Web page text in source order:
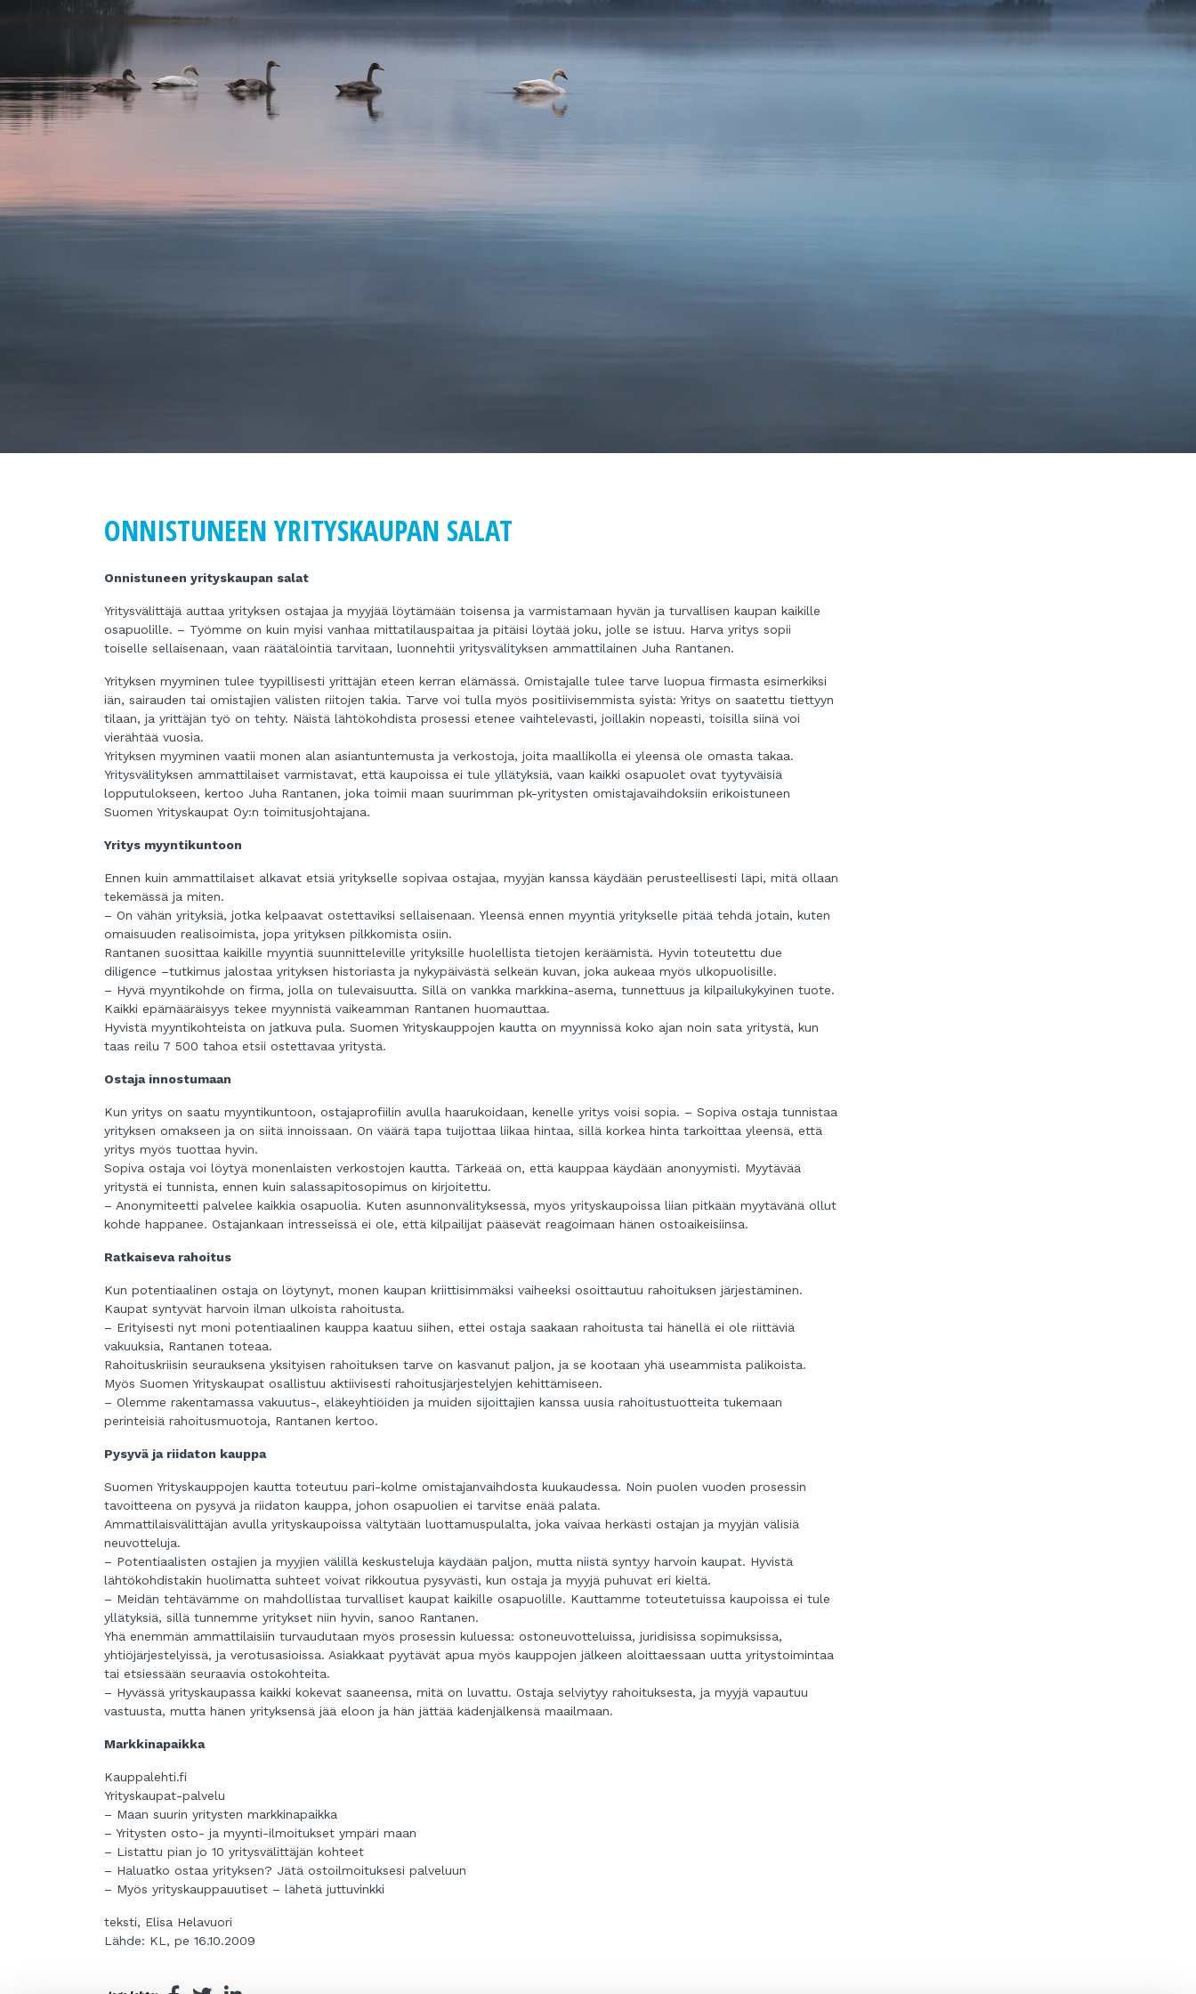
ONNISTUNEEN YRITYSKAUPAN SALAT
Onnistuneen yrityskaupan salat
Yritysvälittäjä auttaa yrityksen ostajaa ja myyjää löytämään toisensa ja varmistamaan hyvän ja turvallisen kaupan kaikille
osapuolille. – Työmme on kuin myisi vanhaa mittatilauspaitaa ja pitäisi löytää joku, jolle se istuu. Harva yritys sopii
toiselle sellaisenaan, vaan räätälöintiä tarvitaan, luonnehtii yritysvälityksen ammattilainen Juha Rantanen.
Yrityksen myyminen tulee tyypillisesti yrittäjän eteen kerran elämässä. Omistajalle tulee tarve luopua firmasta esimerkiksi
iän, sairauden tai omistajien välisten riitojen takia. Tarve voi tulla myös positiivisemmista syistä: Yritys on saatettu tiettyyn
tilaan, ja yrittäjän työ on tehty. Näistä lähtökohdista prosessi etenee vaihtelevasti, joillakin nopeasti, toisilla siinä voi
vierähtää vuosia.
Yrityksen myyminen vaatii monen alan asiantuntemusta ja verkostoja, joita maallikolla ei yleensä ole omasta takaa.
Yritysvälityksen ammattilaiset varmistavat, että kaupoissa ei tule yllätyksiä, vaan kaikki osapuolet ovat tyytyväisiä
lopputulokseen, kertoo Juha Rantanen, joka toimii maan suurimman pk-yritysten omistajavaihdoksiin erikoistuneen
Suomen Yrityskaupat Oy:n toimitusjohtajana.
Yritys myyntikuntoon
Ennen kuin ammattilaiset alkavat etsiä yritykselle sopivaa ostajaa, myyjän kanssa käydään perusteellisesti läpi, mitä ollaan
tekemässä ja miten.
– On vähän yrityksiä, jotka kelpaavat ostettaviksi sellaisenaan. Yleensä ennen myyntiä yritykselle pitää tehdä jotain, kuten
omaisuuden realisoimista, jopa yrityksen pilkkomista osiin.
Rantanen suosittaa kaikille myyntiä suunnitteleville yrityksille huolellista tietojen keräämistä. Hyvin toteutettu due
diligence –tutkimus jalostaa yrityksen historiasta ja nykypäivästä selkeän kuvan, joka aukeaa myös ulkopuolisille.
– Hyvä myyntikohde on firma, jolla on tulevaisuutta. Sillä on vankka markkina-asema, tunnettuus ja kilpailukykyinen tuote.
Kaikki epämääräisyys tekee myynnistä vaikeamman Rantanen huomauttaa.
Hyvistä myyntikohteista on jatkuva pula. Suomen Yrityskauppojen kautta on myynnissä koko ajan noin sata yritystä, kun
taas reilu 7 500 tahoa etsii ostettavaa yritystä.
Ostaja innostumaan
Kun yritys on saatu myyntikuntoon, ostajaprofiilin avulla haarukoidaan, kenelle yritys voisi sopia. – Sopiva ostaja tunnistaa
yrityksen omakseen ja on siitä innoissaan. On väärä tapa tuijottaa liikaa hintaa, sillä korkea hinta tarkoittaa yleensä, että
yritys myös tuottaa hyvin.
Sopiva ostaja voi löytyä monenlaisten verkostojen kautta. Tärkeää on, että kauppaa käydään anonyymisti. Myytävää
yritystä ei tunnista, ennen kuin salassapitosopimus on kirjoitettu.
– Anonymiteetti palvelee kaikkia osapuolia. Kuten asunnonvälityksessä, myös yrityskaupoissa liian pitkään myytävänä ollut
kohde happanee. Ostajankaan intresseissä ei ole, että kilpailijat pääsevät reagoimaan hänen ostoaikeisiinsa.
Ratkaiseva rahoitus
Kun potentiaalinen ostaja on löytynyt, monen kaupan kriittisimmäksi vaiheeksi osoittautuu rahoituksen järjestäminen.
Kaupat syntyvät harvoin ilman ulkoista rahoitusta.
– Erityisesti nyt moni potentiaalinen kauppa kaatuu siihen, ettei ostaja saakaan rahoitusta tai hänellä ei ole riittäviä
vakuuksia, Rantanen toteaa.
Rahoituskriisin seurauksena yksityisen rahoituksen tarve on kasvanut paljon, ja se kootaan yhä useammista palikoista.
Myös Suomen Yrityskaupat osallistuu aktiivisesti rahoitusjärjestelyjen kehittämiseen.
– Olemme rakentamassa vakuutus-, eläkeyhtiöiden ja muiden sijoittajien kanssa uusia rahoitustuotteita tukemaan
perinteisiä rahoitusmuotoja, Rantanen kertoo.
Pysyvä ja riidaton kauppa
Suomen Yrityskauppojen kautta toteutuu pari-kolme omistajanvaihdosta kuukaudessa. Noin puolen vuoden prosessin
tavoitteena on pysyvä ja riidaton kauppa, johon osapuolien ei tarvitse enää palata.
Ammattilaisvälittäjän avulla yrityskaupoissa vältytään luottamuspulalta, joka vaivaa herkästi ostajan ja myyjän välisiä
neuvotteluja.
– Potentiaalisten ostajien ja myyjien välillä keskusteluja käydään paljon, mutta niistä syntyy harvoin kaupat. Hyvistä
lähtökohdistakin huolimatta suhteet voivat rikkoutua pysyvästi, kun ostaja ja myyjä puhuvat eri kieltä.
– Meidän tehtävämme on mahdollistaa turvalliset kaupat kaikille osapuolille. Kauttamme toteutetuissa kaupoissa ei tule
yllätyksiä, sillä tunnemme yritykset niin hyvin, sanoo Rantanen.
Yhä enemmän ammattilaisiin turvaudutaan myös prosessin kuluessa: ostoneuvotteluissa, juridisissa sopimuksissa,
yhtiöjärjestelyissä, ja verotusasioissa. Asiakkaat pyytävät apua myös kauppojen jälkeen aloittaessaan uutta yritystoimintaa
tai etsiessään seuraavia ostokohteita.
– Hyvässä yrityskaupassa kaikki kokevat saaneensa, mitä on luvattu. Ostaja selviytyy rahoituksesta, ja myyjä vapautuu
vastuusta, mutta hänen yrityksensä jää eloon ja hän jättää kädenjälkensä maailmaan.
Markkinapaikka
Kauppalehti.fi
Yrityskaupat-palvelu
– Maan suurin yritysten markkinapaikka
– Yritysten osto- ja myynti-ilmoitukset ympäri maan
– Listattu pian jo 10 yritysvälittäjän kohteet
– Haluatko ostaa yrityksen? Jätä ostoilmoituksesi palveluun
– Myös yrityskauppauutiset – lähetä juttuvinkki
teksti, Elisa Helavuori
Lähde: KL, pe 16.10.2009